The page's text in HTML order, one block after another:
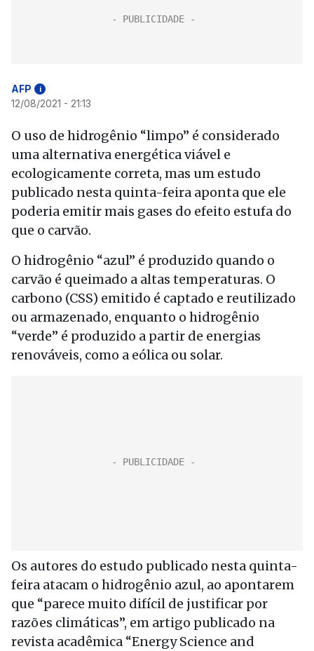
AFP i
12/08/2021 - 21:13
O uso de hidrogênio “limpo” é considerado
uma alternativa energética viável e
ecologicamente correta, mas um estudo
publicado nesta quinta-feira aponta que ele
poderia emitir mais gases do efeito estufa do
que o carvão.
O hidrogênio “azul” é produzido quando o
carvão é queimado a altas temperaturas. O
carbono (CSS) emitido é captado e reutilizado
ou armazenado, enquanto o hidrogênio
“verde” é produzido a partir de energias
renováveis, como a eólica ou solar.
Os autores do estudo publicado nesta quinta-
feira atacam o hidrogênio azul, ao apontarem
que “parece muito difícil de justificar por
razões climáticas”, em artigo publicado na
revista acadêmica “Energy Science and